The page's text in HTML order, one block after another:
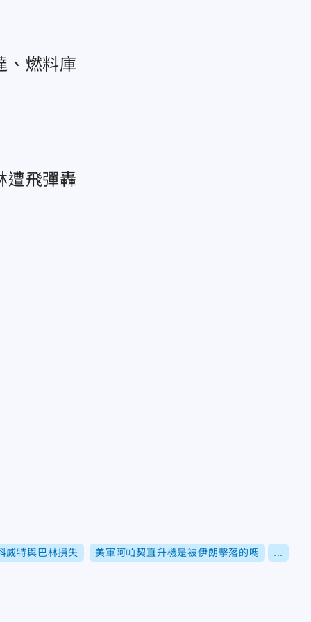
、燃料庫
遭飛彈轟
威特與巴林損失 美軍阿帕契直升機是被伊朗擊落的嗎